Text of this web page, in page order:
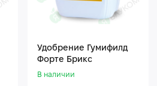
Удобрение Гумифилд
Форте Брикс
В наличии